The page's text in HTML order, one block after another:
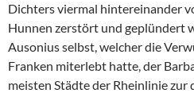
Dichters viermal hintereinander
Hunnen zerstört und geplündert
Ausonius selbst, welcher die
Franken miterlebt hatte, der
meisten Städte der Rheinlinie zur